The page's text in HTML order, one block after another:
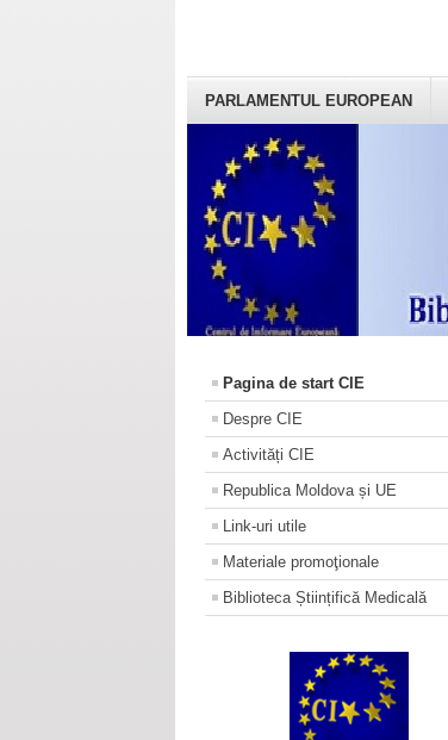
PARLAMENTUL EUROPEAN
Pagina de start CIE
Despre CIE
Activități CIE
Republica Moldova și UE
Link-uri utile
Materiale promoţionale
Biblioteca Științifică Medicală